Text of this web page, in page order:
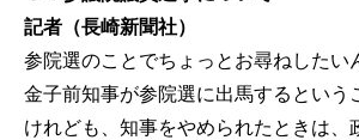
記者（長崎新聞社）
参院選のことでちょっとお尋ねしたい
金子前知事が参院選に出馬するという
けれども、知事をやめられたときは、